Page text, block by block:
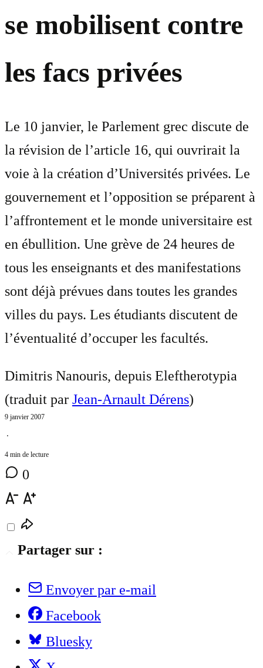
se mobilisent contre
les facs privées
Le 10 janvier, le Parlement grec discute de
la révision de l’article 16, qui ouvrirait la
voie à la création d’Universités privées. Le
gouvernement et l’opposition se préparent à
l’affrontement et le monde universitaire est
en ébullition. Une grève de 24 heures de
tous les enseignants et des manifestations
sont déjà prévues dans toutes les grandes
villes du pays. Les étudiants discutent de
l’éventualité d’occuper les facultés.
Dimitris Nanouris, depuis Eleftherotypia
(traduit par Jean-Arnault Dérens)
9 janvier 2007
⋅
4 min de lecture
0
Partager sur :
Envoyer par e-mail
Facebook
Bluesky